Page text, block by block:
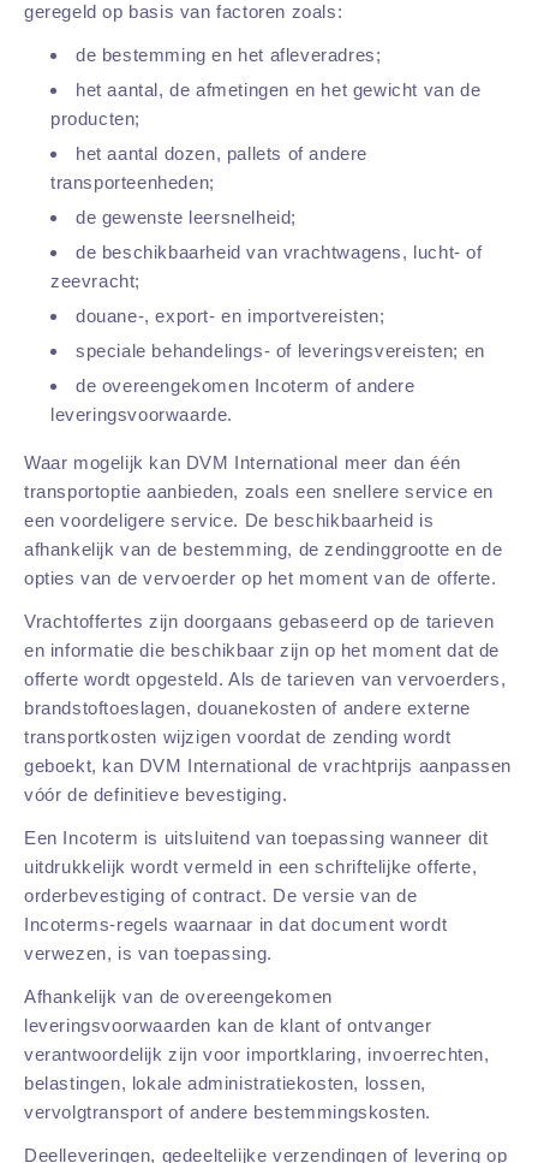
geregeld op basis van factoren zoals:
de bestemming en het afleveradres;
het aantal, de afmetingen en het gewicht van de
producten;
het aantal dozen, pallets of andere
transporteenheden;
de gewenste leersnelheid;
de beschikbaarheid van vrachtwagens, lucht- of
zeevracht;
douane-, export- en importvereisten;
speciale behandelings- of leveringsvereisten; en
de overeengekomen Incoterm of andere
leveringsvoorwaarde.
Waar mogelijk kan DVM International meer dan één
transportoptie aanbieden, zoals een snellere service en
een voordeligere service. De beschikbaarheid is
afhankelijk van de bestemming, de zendinggrootte en de
opties van de vervoerder op het moment van de offerte.
Vrachtoffertes zijn doorgaans gebaseerd op de tarieven
en informatie die beschikbaar zijn op het moment dat de
offerte wordt opgesteld. Als de tarieven van vervoerders,
brandstoftoeslagen, douanekosten of andere externe
transportkosten wijzigen voordat de zending wordt
geboekt, kan DVM International de vrachtprijs aanpassen
vóór de definitieve bevestiging.
Een Incoterm is uitsluitend van toepassing wanneer dit
uitdrukkelijk wordt vermeld in een schriftelijke offerte,
orderbevestiging of contract. De versie van de
Incoterms-regels waarnaar in dat document wordt
verwezen, is van toepassing.
Afhankelijk van de overeengekomen
leveringsvoorwaarden kan de klant of ontvanger
verantwoordelijk zijn voor importklaring, invoerrechten,
belastingen, lokale administratiekosten, lossen,
vervolgtransport of andere bestemmingskosten.
Deelleveringen, gedeeltelijke verzendingen of levering op